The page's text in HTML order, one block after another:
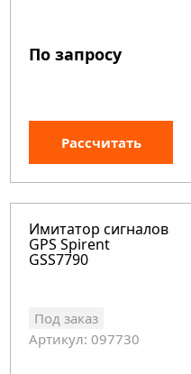
По запросу
Рассчитать
Имитатор сигналов
GPS Spirent
GSS7790
Под заказ
Артикул: 097730